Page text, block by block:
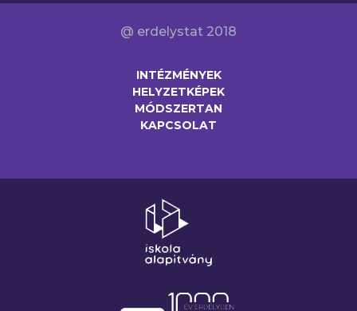
@ erdelystat 2018
INTÉZMÉNYEK
HELYZETKÉPEK
MÓDSZERTAN
KAPCSOLAT